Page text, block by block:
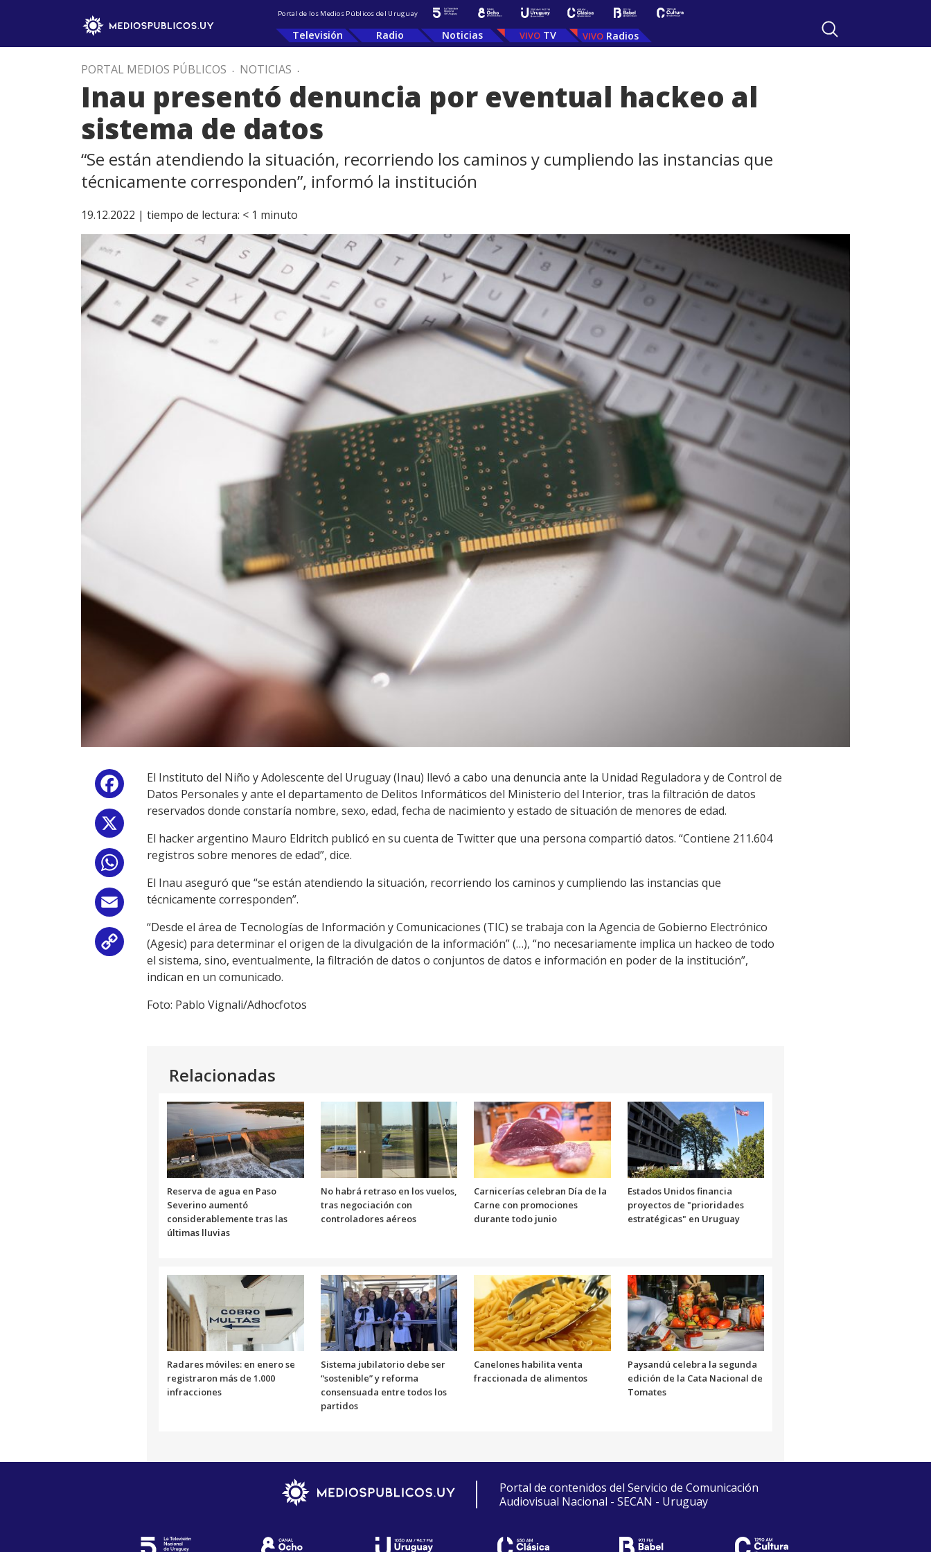
Portal de los Medios Públicos del Uruguay
Televisión Radio Noticias TV Radios
PORTAL MEDIOS PÚBLICOS . NOTICIAS .
Inau presentó denuncia por eventual hackeo al
sistema de datos
“Se están atendiendo la situación, recorriendo los caminos y cumpliendo las instancias que
técnicamente corresponden”, informó la institución
19.12.2022 | tiempo de lectura: < 1 minuto
Facebook
WhatsApp
Email
Copy
Link
El Instituto del Niño y Adolescente del Uruguay (Inau) llevó a cabo una denuncia ante la Unidad Reguladora y de Control de
Datos Personales y ante el departamento de Delitos Informáticos del Ministerio del Interior, tras la filtración de datos
reservados donde constaría nombre, sexo, edad, fecha de nacimiento y estado de situación de menores de edad.
El hacker argentino Mauro Eldritch publicó en su cuenta de Twitter que una persona compartió datos. “Contiene 211.604
registros sobre menores de edad”, dice.
El Inau aseguró que “se están atendiendo la situación, recorriendo los caminos y cumpliendo las instancias que
técnicamente corresponden”.
“Desde el área de Tecnologías de Información y Comunicaciones (TIC) se trabaja con la Agencia de Gobierno Electrónico
(Agesic) para determinar el origen de la divulgación de la información” (…), “no necesariamente implica un hackeo de todo
el sistema, sino, eventualmente, la filtración de datos o conjuntos de datos e información en poder de la institución”,
indican en un comunicado.
Foto: Pablo Vignali/Adhocfotos
Relacionadas
Reserva de agua en Paso
Severino aumentó
considerablemente tras las
últimas lluvias
No habrá retraso en los vuelos,
tras negociación con
controladores aéreos
Carnicerías celebran Día de la
Carne con promociones
durante todo junio
Estados Unidos financia
proyectos de "prioridades
estratégicas" en Uruguay
Radares móviles: en enero se
registraron más de 1.000
infracciones
Sistema jubilatorio debe ser
“sostenible” y reforma
consensuada entre todos los
partidos
Canelones habilita venta
fraccionada de alimentos
Paysandú celebra la segunda
edición de la Cata Nacional de
Tomates
Portal de contenidos del Servicio de Comunicación
Audiovisual Nacional - SECAN - Uruguay